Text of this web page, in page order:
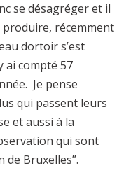
se désagréger et il
produire, récemment
dortoir s’est
ai compté 57
Je pense
qui passent leurs
et aussi à la
qui sont
Bruxelles”.